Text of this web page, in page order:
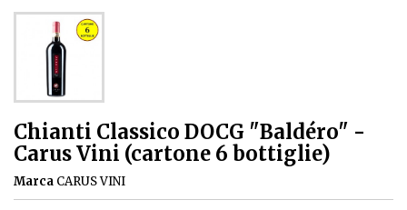
Chianti Classico DOCG "Baldéro" -
Carus Vini (cartone 6 bottiglie)
Marca CARUS VINI